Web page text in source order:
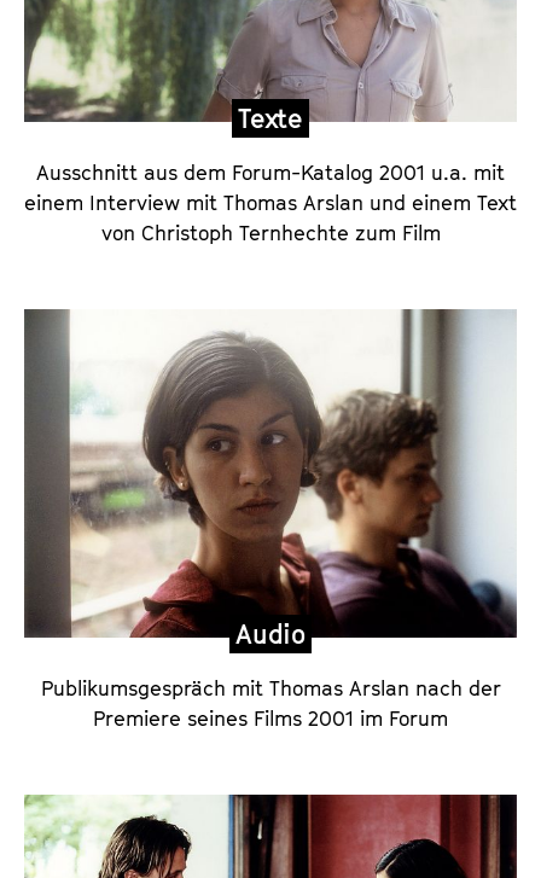
T
e
x
t
Texte
Ausschnitt aus dem Forum-Katalog 2001 u.a. mit
einem Interview mit Thomas Arslan und einem Text
von Christoph Ternhechte zum Film
Audio
Publikumsgespräch mit Thomas Arslan nach der
Premiere seines Films 2001 im Forum